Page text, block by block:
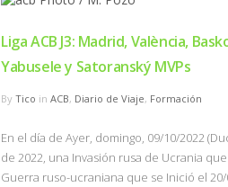
Liga ACB J3: Madrid, València,
Yabusele y Satoranský MVPs
By Tico in ACB, Diario de Viaje, Formación
En el día de Ayer, domingo, 09/10/2022
de 2022, una Invasión rusa de Ucrania
Guerra ruso-ucraniana que se Inició el